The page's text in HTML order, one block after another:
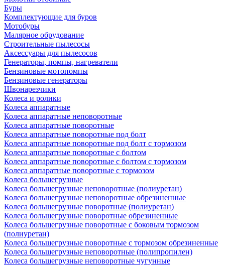
Буры
Комплектующие для буров
Мотобуры
Малярное обрудование
Строительные пылесосы
Аксессуары для пылесосов
Генераторы, помпы, нагреватели
Бензиновые мотопомпы
Бензиновые генераторы
Швонарезчики
Колеса и ролики
Колеса аппаратные
Колеса аппаратные неповоротные
Колеса аппаратные поворотные
Колеса аппаратные поворотные под болт
Колеса аппаратные поворотные под болт с тормозом
Колеса аппаратные поворотные с болтом
Колеса аппаратные поворотные с болтом с тормозом
Колеса аппаратные поворотные с тормозом
Колеса большегрузные
Колеса большегрузные неповоротные (полиуретан)
Колеса большегрузные неповоротные обрезиненные
Колеса большегрузные поворотные (полиуретан)
Колеса большегрузные поворотные обрезиненные
Колеса большегрузные поворотные с боковым тормозом
(полиуретан)
Колеса большегрузные поворотные с тормозом обрезиненные
Колеса большегрузные неповоротные (полипропилен)
Колеса большегрузные неповоротные чугунные